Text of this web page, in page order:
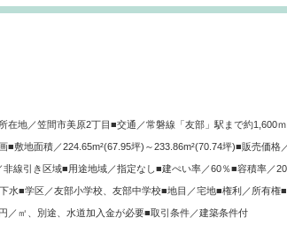
在地／笠間市美原2丁目■交通／常磐線「友部」駅まで約1,600
敷地面積／224.65m²(67.95坪)～233.86m²(70.74坪)■販売価格
線引き区域■用途地域／指定なし■建ぺい率／60％■容積率／
水■学区／友部小学校、友部中学校■地目／宅地■権利／所有権
／㎡、別途、水道加入金が必要■取引条件／建築条件付